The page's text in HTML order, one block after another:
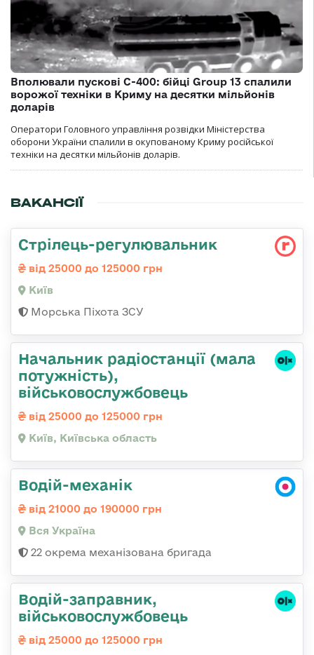
Вполювали пускові С-400: бійці Group 13 спалили
ворожої техніки в Криму на десятки мільйонів
доларів
Оператори Головного управління розвідки Міністерства
оборони України спалили в окупованому Криму російської
техніки на десятки мільйонів доларів.
ВАКАНСІЇ
Стpілець-регулювальник
від 25000 до 125000 грн
Київ
Морська Піхота ЗСУ
Начальник pадіостанції (мала
потужність),
військовослужбовець
від 25000 до 125000 грн
Київ, Київська область
Водій-механік
від 21000 до 190000 грн
Вся Україна
22 окрема механізована бригада
Водій-заправник,
військовослужбовець
від 25000 до 125000 грн